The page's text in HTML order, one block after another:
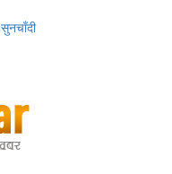
सुनचाँदी